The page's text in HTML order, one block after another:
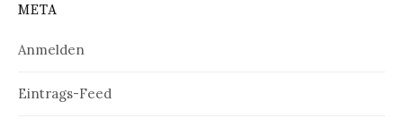
META
Anmelden
Eintrags-Feed